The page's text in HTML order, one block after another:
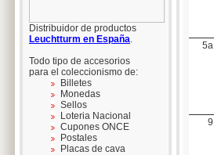
Distribuidor de productos
Leuchtturm en España.
Todo tipo de accesorios
para el coleccionismo de:
Billetes
Monedas
Sellos
Loteria Nacional
Cupones ONCE
Postales
Placas de cava
5a
9